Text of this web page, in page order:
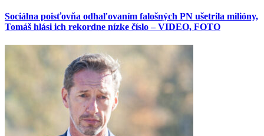
Sociálna poisťovňa odhaľovaním falošných PN ušetrila milióny,
Tomáš hlási ich rekordne nízke číslo – VIDEO, FOTO